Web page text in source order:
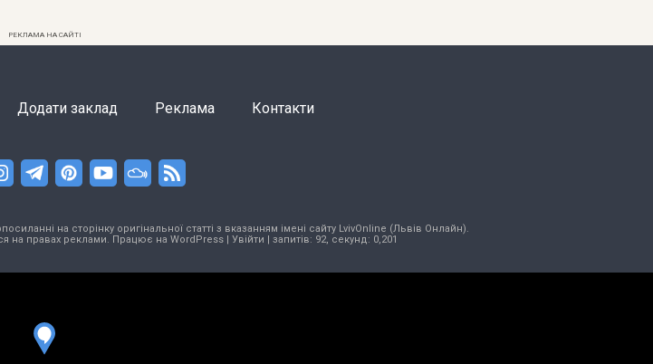
РЕКЛАМА НА САЙТІ
Додати заклад Реклама Контакти
на сторінку оригінальної статті з вказанням імені сайту LvivOnline (Львів Онлайн).
на правах реклами. Працює на WordPress| Увійти | запитів: 92, секунд: 0,201